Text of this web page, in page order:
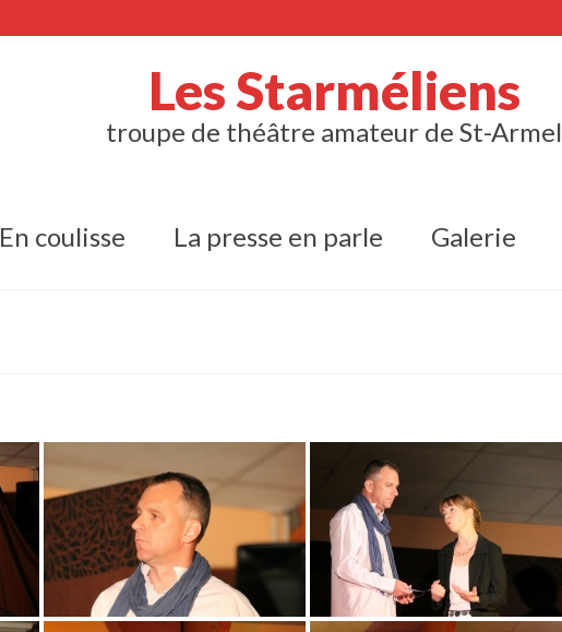
Les Starméliens
troupe de théâtre amateur de St-Armel
En coulisse La presse en parle Galerie